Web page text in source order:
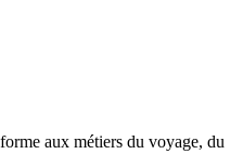
aux métiers du voyage, du